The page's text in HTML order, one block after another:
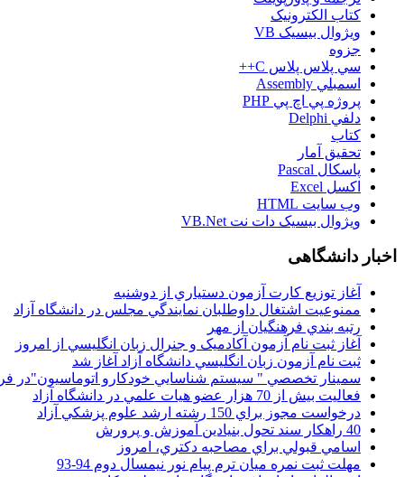
کتاب الکترونيک
ويژوال بيسيک VB
جزوه
سي پلاس پلاس C++
اسمبلي Assembly
پروژه پي اچ پي PHP
دلفي Delphi
کتاب
تحقيق آمار
پاسکال Pascal
اکسل Excel
وب سايت HTML
ويژوال بيسيک دات نت VB.Net
اخبار دانشگاهی
آغاز توزيع کارت آزمون دستياري از دوشنبه
ممنوعيت اشتغال داوطلبان نمايندگي مجلس در دانشگاه آزاد
رتبه بندي فرهنگيان از مهر
آغاز ثبت نام آزمون آکادميک و جنرال زبان انگليسي از امروز
ثبت نام آزمون زبان انگليسي دانشگاه آزاد آغاز شد
سمينار تخصصي " سيستم شناسايي خودکارو اتوماسيون"در
فعاليت بيش از 70 هزار عضو هيات علمي در دانشگاه آزاد
درخواست مجوز براي 150 رشته ارشد علوم پزشکي آزاد
40 راهکار سند تحول بنيادين آموزش و پرورش
اسامي قبولي براي مصاحبه دکتري، امروز
مهلت ثبت نمره میان ترم پیام نور نیمسال دوم 94-93